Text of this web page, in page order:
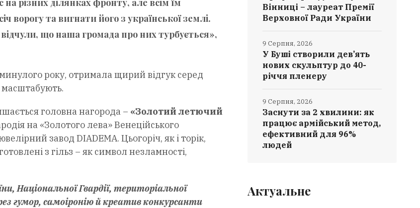
ворогу та вигнати його з української землі.
що наша громада про них турбується»,
року, отримала щирий відгук серед
масштабують.
головна нагорода – «Золотий летючий
на «Золотого лева» Венеційського
завод DIADEMA. Цьогоріч, як і торік,
з гільз – як символ незламності,
Національної Гвардії, територіальної
гумор, самоіронію й креатив конкурсанти
Вінниці – лауреат Премії
Верховної Ради України
У Буші створили дев’ять
нових скульптур до 40-
річчя пленеру
9 Серпня, 2026
Заснути за 2 хвилини: як
працює армійський метод,
ефективний для 96%
людей
9 Серпня, 2026
Актуальне